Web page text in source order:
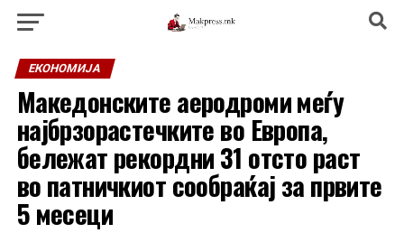
ЕКОНОМИЈА
Македонските аеродроми меѓу
најбрзорастечките во Европа,
бележат рекордни 31 отсто раст
во патничкиот сообраќај за првите
5 месеци